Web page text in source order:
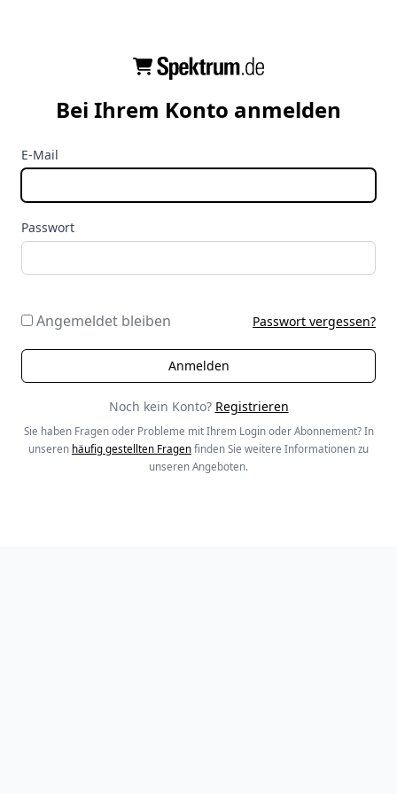
Bei Ihrem Konto anmelden
E-Mail
Passwort
Angemeldet bleiben Passwort vergessen?
Noch kein Konto? Registrieren
Sie haben Fragen oder Probleme mit Ihrem Login oder Abonnement? In
unseren häufig gestellten Fragen finden Sie weitere Informationen zu
unseren Angeboten.